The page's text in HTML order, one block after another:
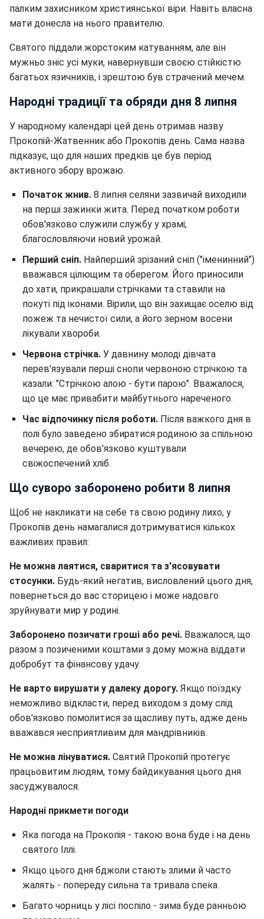
палким захисником християнської віри. Навіть власна
мати донесла на нього правителю.
Святого піддали жорстоким катуванням, але він
мужньо зніс усі муки, навернувши своєю стійкістю
багатьох язичників, і зрештою був страчений мечем.
Народні традиції та обряди дня 8 липня
У народному календарі цей день отримав назву
Прокопій-Жатвенник або Прокопів день. Сама назва
підказує, що для наших предків це був період
активного збору врожаю.
Початок жнив. 8 липня селяни зазвичай виходили
на перші зажинки жита. Перед початком роботи
обов'язково служили службу у храмі,
благословляючи новий урожай.
Перший сніп. Найперший зрізаний сніп ("іменинний")
вважався цілющим та оберегом. Його приносили
до хати, прикрашали стрічками та ставили на
покуті під іконами. Вірили, що він захищає оселю від
пожеж та нечистої сили, а його зерном восени
лікували хвороби.
Червона стрічка. У давнину молоді дівчата
перев'язували перші снопи червоною стрічкою та
казали: "Стрічкою алою - бути парою". Вважалося,
що це має привабити майбутнього нареченого.
Час відпочинку після роботи. Після важкого дня в
полі було заведено збиратися родиною за спільною
вечерею, де обов'язково куштували
свіжоспечений хліб.
Що суворо заборонено робити 8 липня
Щоб не накликати на себе та свою родину лихо, у
Прокопів день намагалися дотримуватися кількох
важливих правил:
Не можна лаятися, сваритися та з'ясовувати
стосунки. Будь-який негатив, висловлений цього дня,
повернеться до вас сторицею і може надовго
зруйнувати мир у родині.
Заборонено позичати гроші або речі. Вважалося, що
разом з позиченими коштами з дому можна віддати
добробут та фінансову удачу.
Не варто вирушати у далеку дорогу. Якщо поїздку
неможливо відкласти, перед виходом з дому слід
обов'язково помолитися за щасливу путь, адже день
вважався несприятливим для мандрівників.
Не можна лінуватися. Святий Прокопій протегує
працьовитим людям, тому байдикування цього дня
засуджувалося.
Народні прикмети погоди
Яка погода на Прокопія - такою вона буде і на день
святого Іллі.
Якщо цього дня бджоли стають злими й часто
жалять - попереду сильна та тривала спека.
Багато чорниць у лісі поспіло - зима буде ранньою